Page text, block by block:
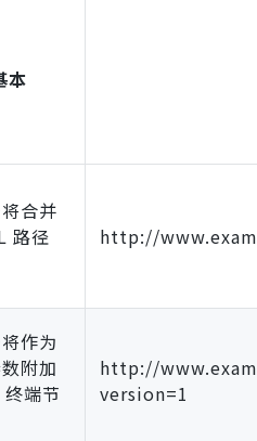
本
合并
路径
http://
作为
附加
端节
http://
version=1